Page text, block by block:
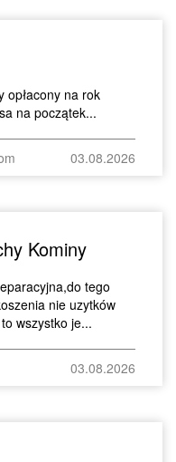
opłacony na rok
na początek...
03.08.2026
Kominy
tego
nie uzytków
wszystko je...
03.08.2026